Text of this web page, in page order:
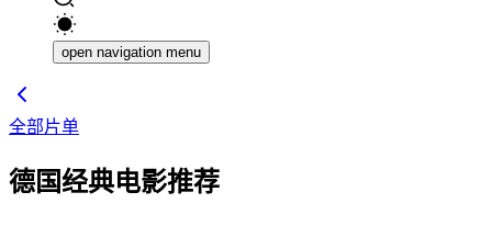
open navigation menu
全部片单
德国经典电影推荐